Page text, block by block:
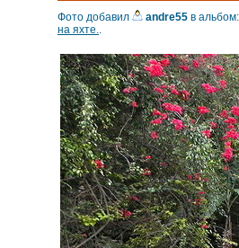
Фото добавил andre55 в
на яхте..